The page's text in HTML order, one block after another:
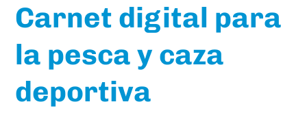
Carnet digital para
la pesca y caza
deportiva